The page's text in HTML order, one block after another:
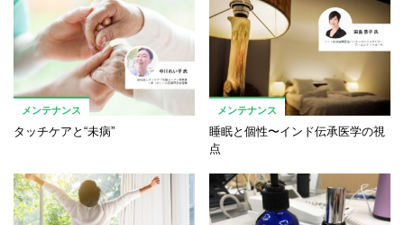
メンテナンス
タッチケアと“未病”
メンテナンス
睡眠と個性〜インド伝承医学の視
点